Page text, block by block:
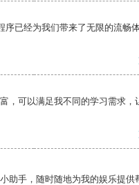
序已经为我们带来了无限的流畅
，可以满足我不同的学习需求，
助手，随时随地为我的娱乐提供